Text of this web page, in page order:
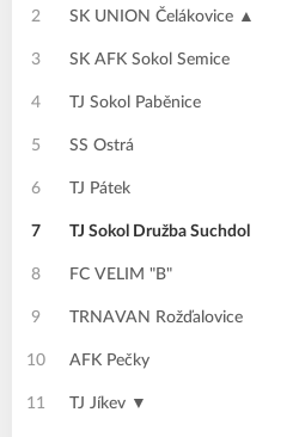
2 SK UNION Čelákovice ▲
3 SK AFK Sokol Semice
4 TJ Sokol Paběnice
5 SS Ostrá
6 TJ Pátek
7 TJ Sokol Družba Suchdol
8 FC VELIM "B"
9 TRNAVAN Rožďalovice
10 AFK Pečky
11 TJ Jíkev ▼